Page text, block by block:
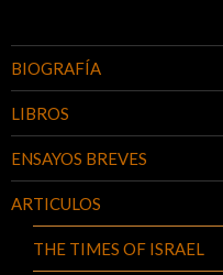
BIOGRAFÍA
LIBROS
ENSAYOS BREVES
ARTICULOS
THE TIMES OF ISRAEL